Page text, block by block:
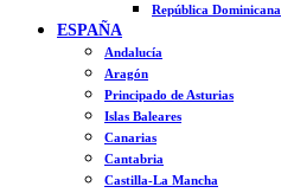
República Dominicana
ESPAÑA
Andalucía
Aragón
Principado de Asturias
Islas Baleares
Canarias
Cantabria
Castilla-La Mancha